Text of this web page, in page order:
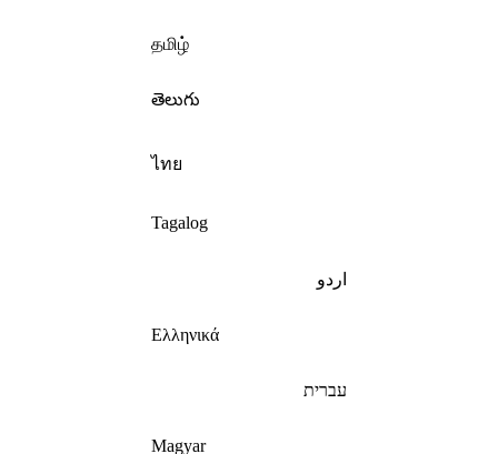
தமிழ்
తెలుగు
ไทย
Tagalog
اردو
Ελληνικά
עברית
Magyar